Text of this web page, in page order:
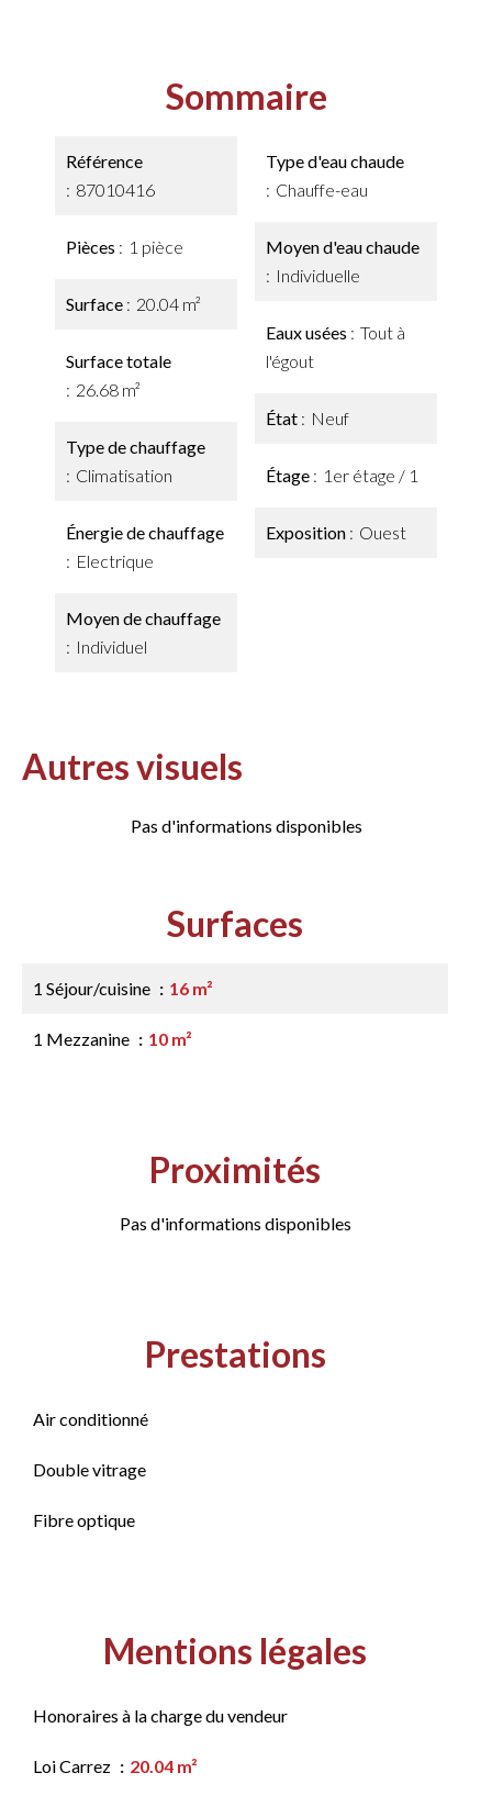
Sommaire
Référence
87010416
Pièces 1 pièce
Surface 20.04 m²
Surface totale
26.68 m²
Type de chauffage
Climatisation
Énergie de chauffage
Electrique
Moyen de chauffage
Individuel
Type d'eau chaude
Chauffe-eau
Moyen d'eau chaude
Individuelle
Eaux usées
Tout à
l'égout
État Neuf
Étage 1er étage / 1
Exposition Ouest
Autres visuels
Pas d'informations disponibles
Surfaces
1 Séjour/cuisine 16 m²
1 Mezzanine 10 m²
Proximités
Pas d'informations disponibles
Prestations
Air conditionné
Double vitrage
Fibre optique
Mentions légales
Honoraires à la charge du vendeur
Loi Carrez 20.04 m²